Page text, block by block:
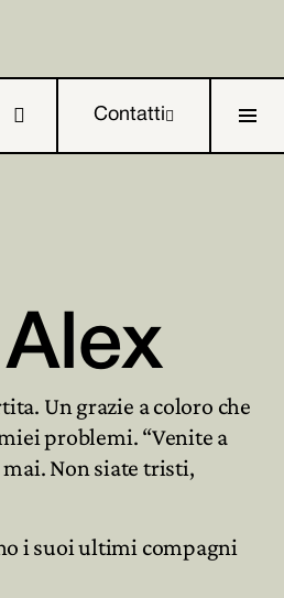


 Contatti
Un grazie a coloro che
problemi. “Venite a
Non siate tristi,
i suoi ultimi compagni